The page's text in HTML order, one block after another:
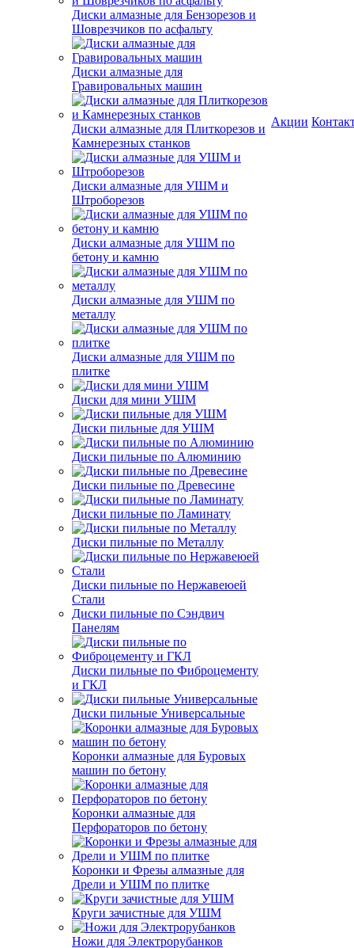
Диски алмазные для Бензорезов и
Шоврезчиков по асфальту
Диски алмазные для
Гравировальных машин
Диски алмазные для Плиткорезов и
Камнерезных станков
Диски алмазные для УШМ и
Штроборезов
Диски алмазные для УШМ по
бетону и камню
Диски алмазные для УШМ по
металлу
Диски алмазные для УШМ по
плитке
Диски для мини УШМ
Диски пильные для УШМ
Диски пильные по Алюминию
Диски пильные по Древесине
Диски пильные по Ламинату
Диски пильные по Металлу
Диски пильные по Нержавеюей
Стали
Диски пильные по Сэндвич
Панелям
Диски пильные по Фиброцементу
и ГКЛ
Диски пильные Универсальные
Коронки алмазные для Буровых
машин по бетону
Коронки алмазные для
Перфораторов по бетону
Коронки и Фрезы алмазные для
Дрели и УШМ по плитке
Круги зачистные для УШМ
Ножи для Электрорубанков
Акции